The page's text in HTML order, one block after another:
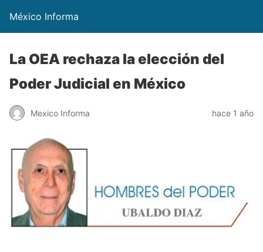
México Informa
La OEA rechaza la elección del
Poder Judicial en México
Mexico Informa hace 1 año